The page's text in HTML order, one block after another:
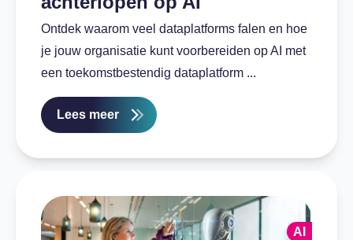
Ontdek waarom veel dataplatforms falen en hoe
je jouw organisatie kunt voorbereiden op AI met
een toekomstbestendig dataplatform ...
Lees meer
AI